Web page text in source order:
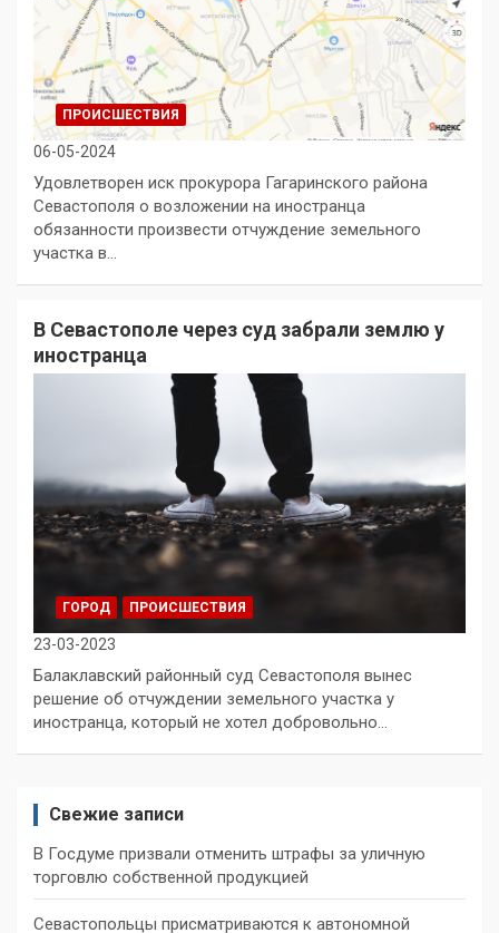
ПРОИСШЕСТВИЯ
06-05-2024
Удовлетворен иск прокурора Гагаринского района
Севастополя о возложении на иностранца
обязанности произвести отчуждение земельного
участка в…
В Севастополе через суд забрали землю у
иностранца
ГОРОД ПРОИСШЕСТВИЯ
23-03-2023
Балаклавский районный суд Севастополя вынес
решение об отчуждении земельного участка у
иностранца, который не хотел добровольно…
Свежие записи
В Госдуме призвали отменить штрафы за уличную
торговлю собственной продукцией
Севастопольцы присматриваются к автономной